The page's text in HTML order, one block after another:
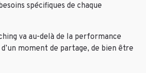
spécifiques de chaque
va au-delà de la performance
d’un moment de partage, de bien être